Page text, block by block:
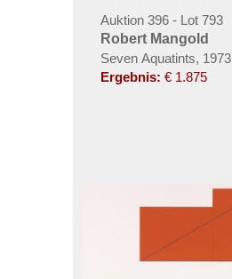
Auktion 396 - Lot 793
Robert Mangold
Seven Aquatints, 1973
Ergebnis: € 1.875